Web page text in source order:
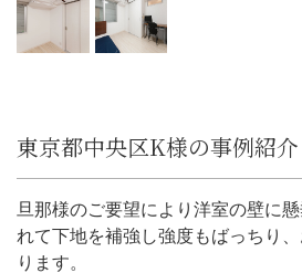
東京都中央区K様の事例紹介
旦那様のご要望により洋室の壁に
れて下地を補強し強度もばっちり
ります。